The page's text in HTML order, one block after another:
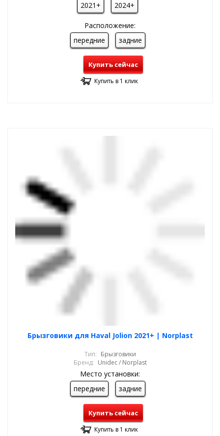
2021+
2024+
Расположение:
передние
задние
Купить сейчас
Купить в 1 клик
Брызговики для Haval Jolion 2021+ | Norplast
Тип: Брызговики
Бренд: Unidec / Norplast
Место установки:
передние
задние
Купить сейчас
Купить в 1 клик